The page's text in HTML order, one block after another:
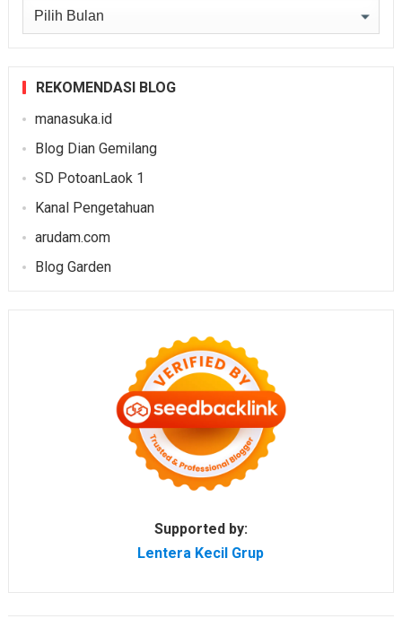
Arsip
REKOMENDASI BLOG
manasuka.id
Blog Dian Gemilang
SD PotoanLaok 1
Kanal Pengetahuan
arudam.com
Blog Garden
Supported by:
Lentera Kecil Grup